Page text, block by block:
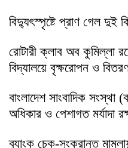
বিদ্যুৎস্পৃষ্টে প্রাণ গেল দুই
রোটারী ক্লাব অব কুমিল্লা
বিদ্যালয়ে বৃক্ষরোপন ও
বাংলাদেশ সাংবাদিক সংস্থা
অধিকার ও পেশাগত মর্যাদা
ব্যাংক চেক-সংক্রান্ত